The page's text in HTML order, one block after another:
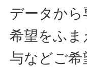
データか
希望をふま
与などご希